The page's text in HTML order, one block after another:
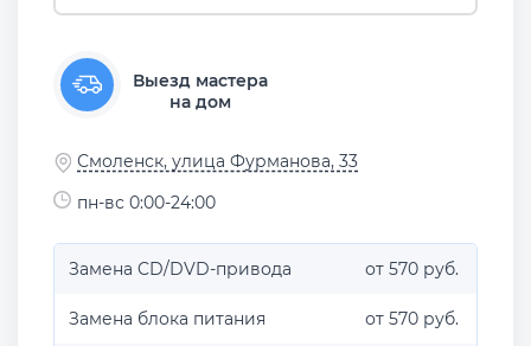
Выезд мастера
на дом
Смоленск, улица Фурманова, 33
пн-вс 0:00-24:00
Замена CD/DVD-привода от 570 руб.
Замена блока питания от 570 руб.